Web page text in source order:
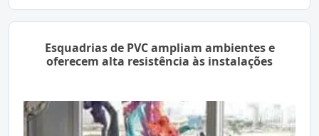
Esquadrias de PVC ampliam ambientes e
oferecem alta resistência às instalações